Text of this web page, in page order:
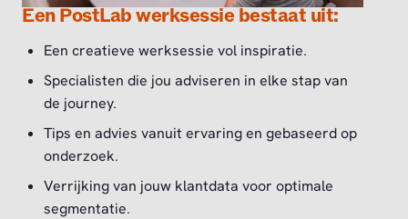
Een PostLab werksessie bestaat uit:
Een creatieve werksessie vol inspiratie.
Specialisten die jou adviseren in elke stap van
de journey.
Tips en advies vanuit ervaring en gebaseerd op
onderzoek.
Verrijking van jouw klantdata voor optimale
segmentatie.